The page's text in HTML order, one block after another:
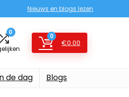
Nieuws en blogs lezen
0
0
€0.00
de dag Blogs